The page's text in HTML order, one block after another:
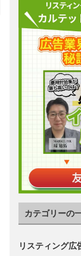
カテゴリーの
リスティング広